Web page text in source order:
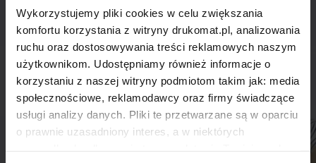
Wykorzystujemy pliki cookies w celu zwiększania
komfortu korzystania z witryny drukomat.pl, analizowania
ruchu oraz dostosowywania treści reklamowych naszym
użytkownikom. Udostępniamy również informacje o
korzystaniu z naszej witryny podmiotom takim jak: media
społecznościowe, reklamodawcy oraz firmy świadczące
usługi analizy danych. Pliki te przetwarzane są w oparciu
o prawnie uzasadniony interes, a w niektórych
produkt niestandardowy.
Skontaktuj się